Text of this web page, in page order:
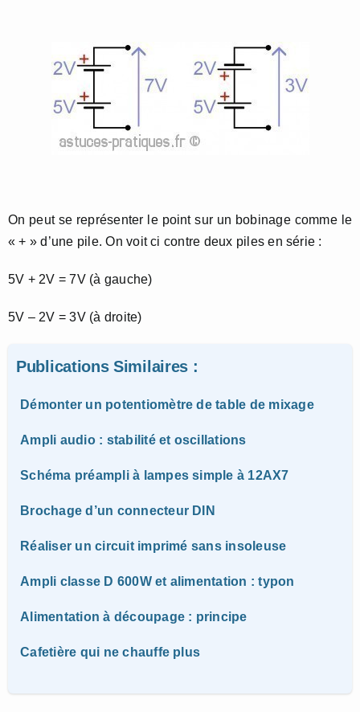
On peut se représenter le point sur un bobinage comme le
« + » d’une pile. On voit ci contre deux piles en série :
5V + 2V = 7V (à gauche)
5V – 2V = 3V (à droite)
Publications Similaires :
Démonter un potentiomètre de table de mixage
Ampli audio : stabilité et oscillations
Schéma préampli à lampes simple à 12AX7
Brochage d’un connecteur DIN
Réaliser un circuit imprimé sans insoleuse
Ampli classe D 600W et alimentation : typon
Alimentation à découpage : principe
Cafetière qui ne chauffe plus